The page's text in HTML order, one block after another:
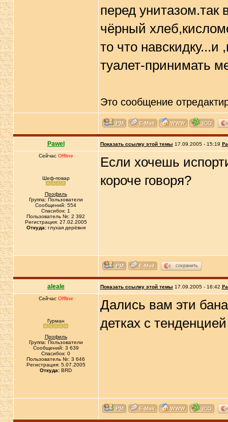
перед унитазом.так
чёрный
то что навскидку...и
туалет-принимать
Это сообщение
Pawel Показать ссылку этой темы 17.09.2005 - 15:19
Сейчас Offline
Шеф-повар
Профиль
Группа: Пользователи
Сообщений: 554
Спасибок: 1
Пользователь №: 2 392
Регистрация: 27.02.2005
Откуда:глухая дерёвня
Если хочешь
короче говоря?
сохранить
aleale Показать ссылку этой темы 17.09.2005 - 16:42
Сейчас Offline
Гурман
Профиль
Группа: Пользователи
Сообщений: 3 639
Спасибок: 0
Пользователь №: 3 646
Регистрация: 5.07.2005
Откуда: BRD
Дались вам эти
детках с